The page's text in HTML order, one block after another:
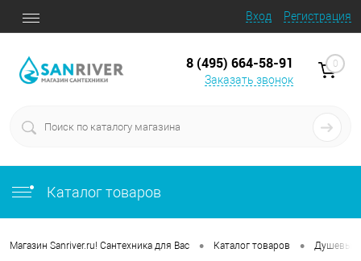
Вход Регистрация
8 (495) 664-58-91
Заказать звонок
0
Каталог товаров
Магазин Sanriver.ru! Сантехника для Вас • Каталог товаров • Душевые